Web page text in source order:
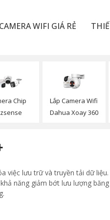
CAMERA WIFI GIÁ RẺ
Chip
Lắp Camera Wifi
Dahua Xoay 360
việc lưu trữ và truyền tải dữ
năng giảm bớt lưu lượng